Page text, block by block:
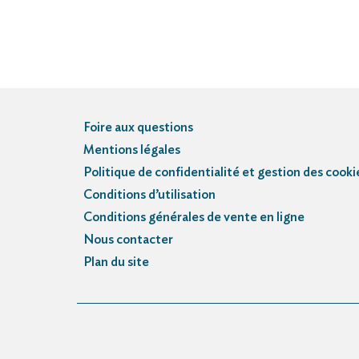
Foire aux questions
Mentions légales
Politique de confidentialité et gestion des
Conditions d’utilisation
Conditions générales de vente en ligne
Nous contacter
Plan du site